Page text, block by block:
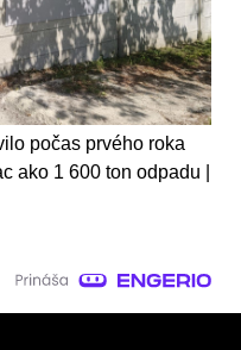
počas prvého roka
ako 1 600 ton odpadu |